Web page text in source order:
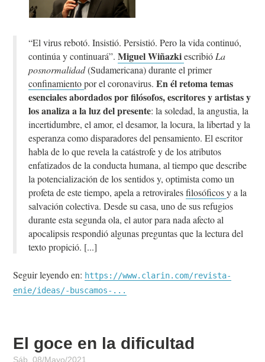
“El virus rebotó. Insistió. Persistió. Pero la vida continuó,
continúa y continuará”.Miguel Wiñazkiescribió La
posnormalidad(Sudamericana) durante el primer
confinamientopor el coronavirus.En él retoma temas
esenciales abordados por filósofos, escritores y artistas y
los analiza a la luz del presente: la soledad, la angustia, la
incertidumbre, el amor, el desamor, la locura, la libertad y la
esperanza como disparadores del pensamiento. El escritor
habla de lo que revela la catástrofe y de los atributos
enfatizados de la conducta humana, al tiempo que describe
la potencialización de los sentidos y, optimista como un
profeta de este tiempo, apela a retroviralesfilosóficosy a la
salvación colectiva. Desde su casa, uno de sus refugios
durante esta segunda ola, el autor para nada afecto al
apocalipsis respondió algunas preguntas que la lectura del
texto propició.
Seguir leyendo en: https://www.clarin.com/revista-
enie/ideas/-buscamos-...
El goce en la dificultad
Sáb, 08/Mayo/2021